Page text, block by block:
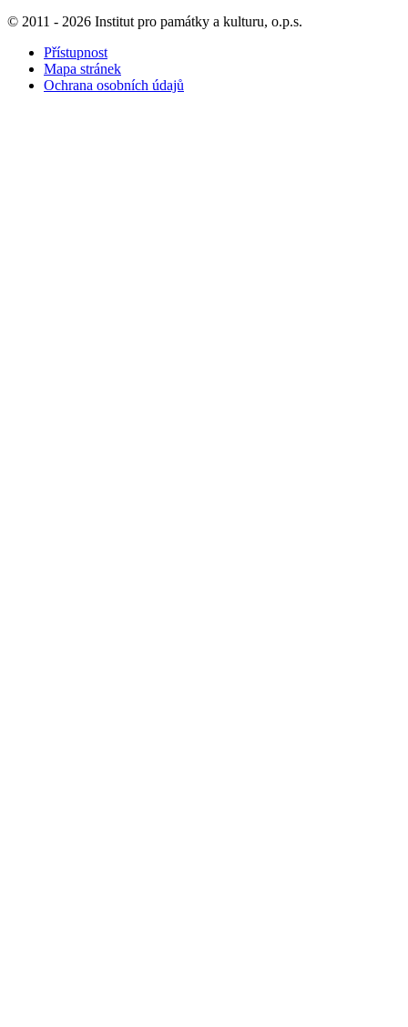
© 2011 - 2026 Institut pro památky a kulturu, o.p.s.
Přístupnost
Mapa stránek
Ochrana osobních údajů